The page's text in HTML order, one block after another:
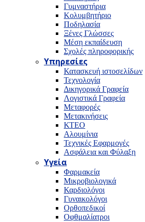
Γυμναστήρια
Κολυμβητήριο
Ποδηλασία
Ξένες Γλώσσες
Μέση εκπαίδευση
Σχολές πληροφορικής
Υπηρεσίες
Κατασκευή ιστοσελίδων
Τεχνολογία
Δικηγορικά Γραφεία
Λογιστικά Γραφεία
Μεταφορές
Μετακινήσεις
ΚΤΕΟ
Αλουμίνια
Τεχνικές Εφαρμογές
Ασφάλεια και Φύλαξη
Υγεία
Φαρμακεία
Μικροβιολογικά
Καρδιολόγοι
Γυναικολόγοι
Ορθοπεδικοί
Οφθμαλίατροι